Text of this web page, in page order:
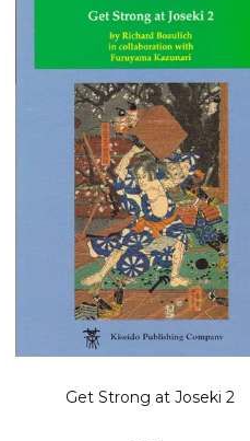
Get Strong at Joseki 2